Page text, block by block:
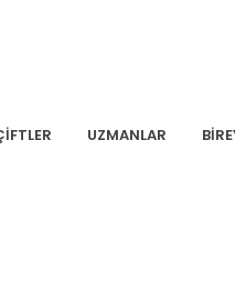
UZMANLAR